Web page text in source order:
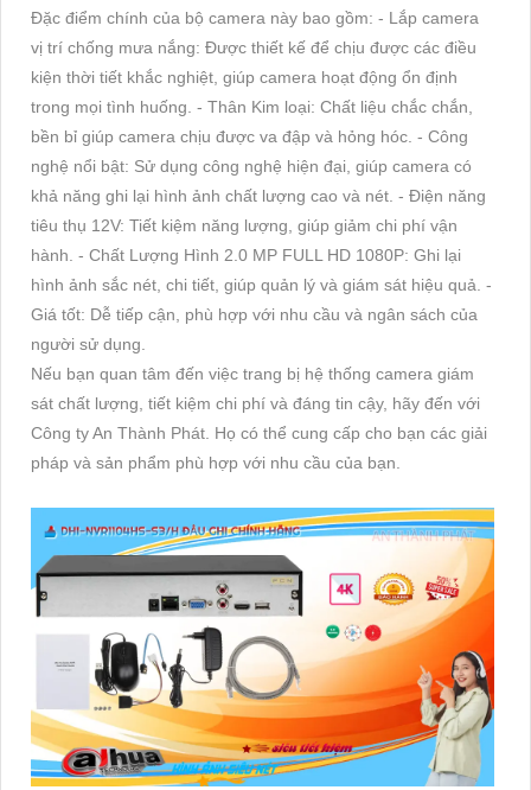
Đặc điểm chính của bộ camera này bao gồm: - Lắp camera
vị trí chống mưa nắng: Được thiết kế để chịu được các điều
kiện thời tiết khắc nghiệt, giúp camera hoạt động ổn định
trong mọi tình huống. - Thân Kim loại: Chất liệu chắc chắn,
bền bỉ giúp camera chịu được va đập và hỏng hóc. - Công
nghệ nổi bật: Sử dụng công nghệ hiện đại, giúp camera có
khả năng ghi lại hình ảnh chất lượng cao và nét. - Điện năng
tiêu thụ 12V: Tiết kiệm năng lượng, giúp giảm chi phí vận
hành. - Chất Lượng Hình 2.0 MP FULL HD 1080P: Ghi lại
hình ảnh sắc nét, chi tiết, giúp quản lý và giám sát hiệu quả. -
Giá tốt: Dễ tiếp cận, phù hợp với nhu cầu và ngân sách của
người sử dụng.
Nếu bạn quan tâm đến việc trang bị hệ thống camera giám
sát chất lượng, tiết kiệm chi phí và đáng tin cậy, hãy đến với
Công ty An Thành Phát. Họ có thể cung cấp cho bạn các giải
pháp và sản phẩm phù hợp với nhu cầu của bạn.